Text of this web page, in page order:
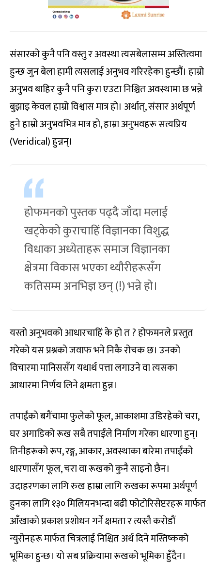
संसारको कुनै पनि वस्तु र अवस्था त्यसबेलासम्म अस्तित्वमा
हुन्छ जुन बेला हामी त्यसलाई अनुभव गरिरहेका हुन्छौं। हाम्रो
अनुभव बाहिर कुनै पनि कुरा एउटा निश्चित अवस्थामा छ भन्ने
बुझाइ केवल हाम्रो विश्वास मात्र हो। अर्थात्, संसार अर्थपूर्ण
हुने हाम्रो अनुभवभित्र मात्र हो, हाम्रा अनुभवहरू सत्यप्रिय
(Veridical) हुन्नन्।
होफमनको पुस्तक पढ्दै जाँदा मलाई
खट्केको कुराचाहिं विज्ञानका विशुद्ध
विधाका अध्येताहरू समाज विज्ञानका
क्षेत्रमा विकास भएका थ्यौरीहरूसँग
कतिसम्म अनभिज्ञ छन् (!) भन्ने हो।
यस्तो अनुभवको आधारचाहिं के हो त ? होफमनले प्रस्तुत
गरेको यस प्रश्नको जवाफ भने निकै रोचक छ। उनको
विचारमा मानिससँग यथार्थ पत्ता लगाउने वा त्यसका
आधारमा निर्णय लिने क्षमता हुन्न।
तपाईंको बगैंचामा फुलेको फूल, आकाशमा उडिरहेको चरा,
घर अगाडिको रूख सबै तपाईंले निर्माण गरेका धारणा हुन्।
तिनीहरूको रूप, रङ्ग, आकार, अवस्थाका बारेमा तपाईंको
धारणासँग फूल, चरा वा रूखको कुनै साइनो छैन।
उदाहरणका लागि रुख हाम्रा लागि रुखका रूपमा अर्थपूर्ण
हुनका लागि १३० मिलियनभन्दा बढी फोटोरिसेप्टरहरू मार्फत
आँखाको प्रकाश प्रशोधन गर्ने क्षमता र त्यस्तै करोडौं
न्युरोनहरू मार्फत चित्रलाई निश्चित अर्थ दिने मस्तिष्कको
भूमिका हुन्छ। यो सब प्रक्रियामा रूखको भूमिका हुँदैन।